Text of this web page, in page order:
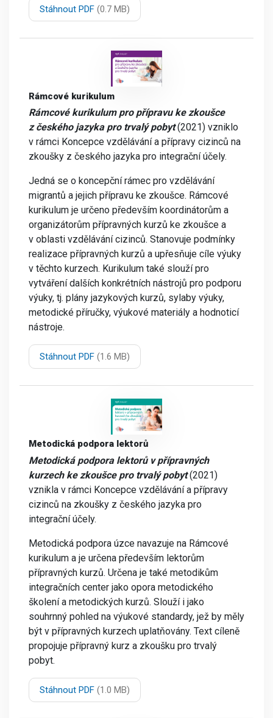
Stáhnout PDF (0.7 MB)
Rámcové kurikulum
Rámcové kurikulum pro přípravu ke zkoušce
z českého jazyka pro trvalý pobyt(2021) vzniklo
v rámci Koncepce vzdělávání a přípravy cizinců na
zkoušky z českého jazyka pro integrační účely.
Jedná se o koncepční rámec pro vzdělávání
migrantů a jejich přípravu ke zkoušce. Rámcové
kurikulum je určeno především koordinátorům a
organizátorům přípravných kurzů ke zkoušce a
v oblasti vzdělávání cizinců. Stanovuje podmínky
realizace přípravných kurzů a upřesňuje cíle výuky
v těchto kurzech. Kurikulum také slouží pro
vytváření dalších konkrétních nástrojů pro podporu
výuky, tj. plány jazykových kurzů, sylaby výuky,
metodické příručky, výukové materiály a hodnoticí
nástroje.
Stáhnout PDF (1.6 MB)
Metodická podpora lektorů
Metodická podpora lektorů v přípravných
kurzech ke zkoušce pro trvalý pobyt(2021)
vznikla v rámci Koncepce vzdělávání a přípravy
cizinců na zkoušky z českého jazyka pro
integrační účely.
Metodická podpora úzce navazuje na Rámcové
kurikulum a je určena především lektorům
přípravných kurzů. Určena je také metodikům
integračních center jako opora metodického
školení a metodických kurzů. Slouží i jako
souhrnný pohled na výukové standardy, jež by měly
být v přípravných kurzech uplatňovány. Text cíleně
propojuje přípravný kurz a zkoušku pro trvalý
pobyt.
Stáhnout PDF (1.0 MB)